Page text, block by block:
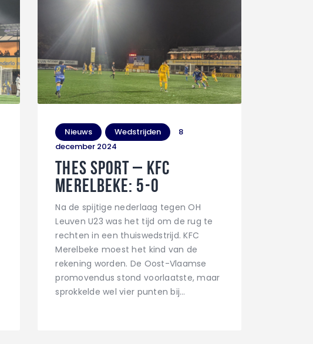
Nieuws Wedstrijden
8
december 2024
THES Sport – KFC
Merelbeke: 5-0
Na de spijtige nederlaag tegen OH
Leuven U23 was het tijd om de rug te
rechten in een thuiswedstrijd. KFC
Merelbeke moest het kind van de
rekening worden. De Oost-Vlaamse
promovendus stond voorlaatste, maar
sprokkelde wel vier punten bij…